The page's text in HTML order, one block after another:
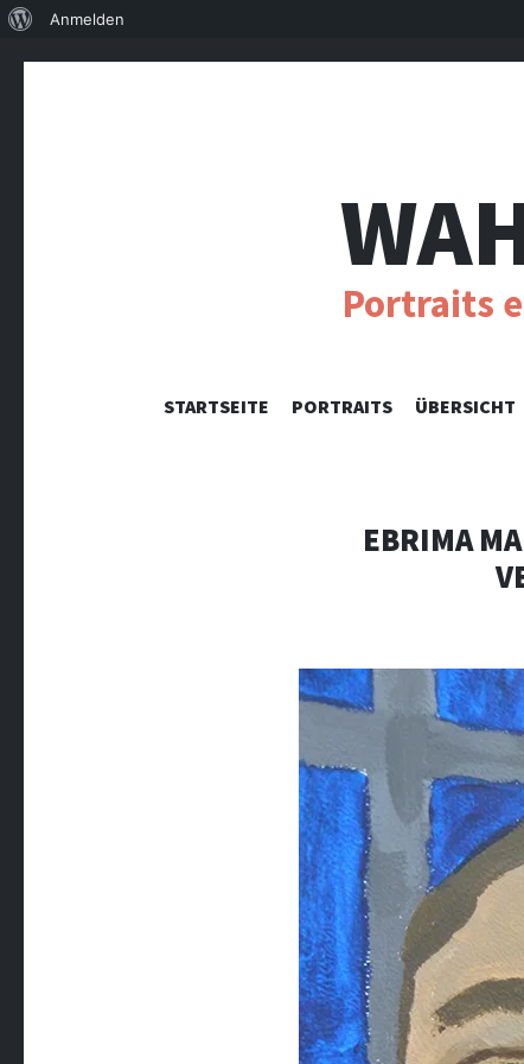
Portraits
STARTSEITE PORTRAITS ÜBERSICHT
EBRIMA
Über
Anmelden